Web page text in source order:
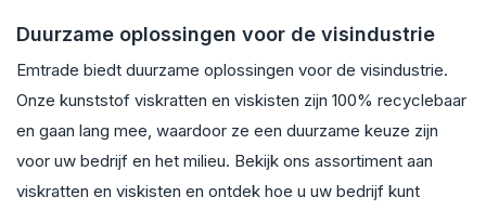
Duurzame oplossingen voor de visindustrie
Emtrade biedt duurzame oplossingen voor de visindustrie.
Onze kunststof viskratten en viskisten zijn 100% recyclebaar
en gaan lang mee, waardoor ze een duurzame keuze zijn
voor uw bedrijf en het milieu. Bekijk ons assortiment aan
viskratten en viskisten en ontdek hoe u uw bedrijf kunt